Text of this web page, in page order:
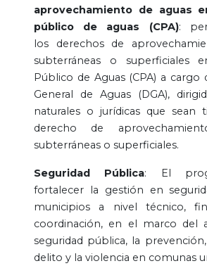
aprovechamiento de aguas
público de aguas (CPA):
los derechos de
subterráneas o superficiales
Público de Aguas (CPA) a cargo
General de Aguas (DGA),
naturales o jurídicas que sean
derecho de
subterráneas o superficiales.
Seguridad Pública: El
fortalecer la gestión en
municipios a nivel técnico,
coordinación, en el marco del
seguridad pública, la
delito y la violencia en comunas